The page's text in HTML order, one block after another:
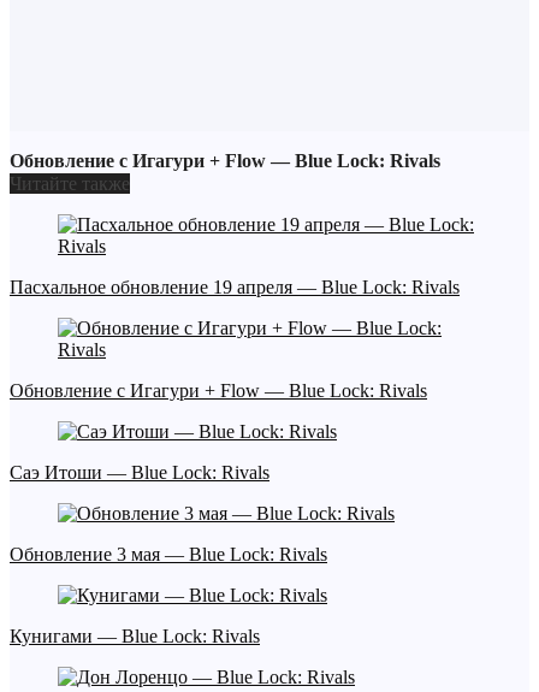
Обновление с Игагури + Flow — Blue Lock: Rivals
Читайте также
Пасхальное обновление 19 апреля — Blue Lock: Rivals
Обновление с Игагури + Flow — Blue Lock: Rivals
Саэ Итоши — Blue Lock: Rivals
Обновление 3 мая — Blue Lock: Rivals
Кунигами — Blue Lock: Rivals